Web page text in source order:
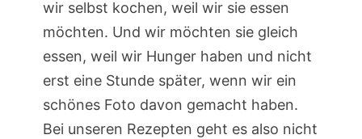
wir selbst kochen, weil wir sie essen
möchten. Und wir möchten sie gleich
essen, weil wir Hunger haben und nicht
erst eine Stunde später, wenn wir ein
schönes Foto davon gemacht haben.
Bei unseren Rezepten geht es also nicht